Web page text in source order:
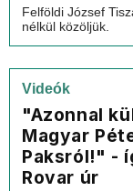
Felföldi József
nélkül közöljük.
Videók
"Azonnal
Magyar
Paksról!" -
Rovar úr